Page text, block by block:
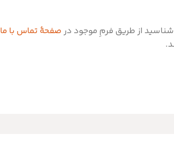
از طریق فرمِ موجود در صفحۀ تماس با ما